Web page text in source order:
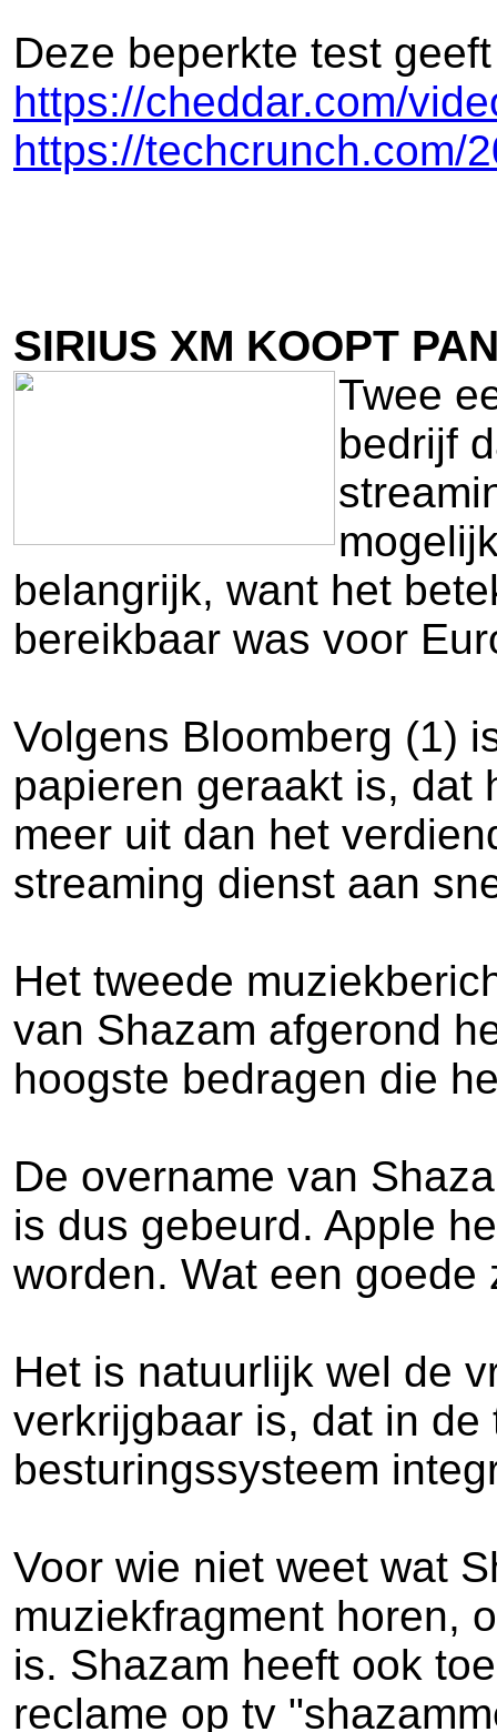
Deze beperkte test
https://cheddar.com/
https://techcrunch.com/
SIRIUS XM KOOPT
Twee
bedrijf
belangrijk, want het
bereikbaar was voor
Volgens Bloomberg (1)
papieren geraakt is, dat
meer uit dan het
streaming dienst aan
Het tweede
van Shazam afgerond
hoogste bedragen die
De overname van
is dus gebeurd. Apple
worden. Wat een goede
Het is natuurlijk wel de
verkrijgbaar is, dat in
besturingssysteem
Voor wie niet weet wat
muziekfragment horen,
is. Shazam heeft ook
reclame op tv